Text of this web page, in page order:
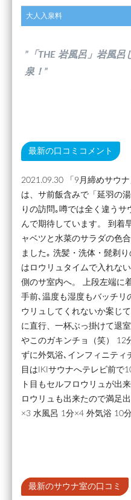
大人入泉料
”「THE 岩風呂」岩風
泉！”
最新の口コミコメント
2021.09.30 「9月締めサウ
は、サ前飯含みで「延羽の
りの訪問｡噂では全く違う
んで期待しています。 到着
ャベツと水菜のサラダの色
ました｡ 洗髪・洗体・髭剃
はロウリュタイムで入れな
側のサ室内へ。 上段左端に
手前､温度も湿度もバッチリ
ウリュしてくれないか案じ
に直行、一杯ぶっ掛けて退
やこのガキンチョ（笑） 12
ずに外気浴､インフィニティ
目はIKIサウナへテレビ前で
ト目もセルフロウリュが出
ロウリュも出来たので満足
×3 水風呂 1分×4 外気浴 10
最新のサウナ室の口コミ